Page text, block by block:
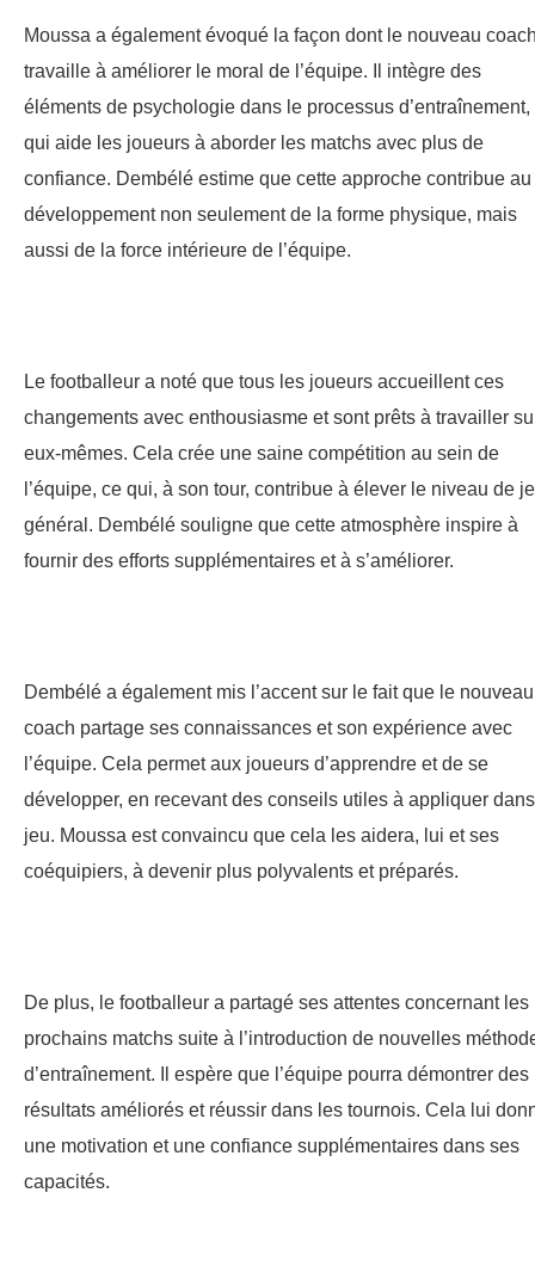
Moussa a également évoqué la façon dont le nouveau
travaille à améliorer le moral de l’équipe. Il intègre des
éléments de psychologie dans le processus d’entraînement,
qui aide les joueurs à aborder les matchs avec plus de
confiance. Dembélé estime que cette approche contribue au
développement non seulement de la forme physique, mais
aussi de la force intérieure de l’équipe.
Le footballeur a noté que tous les joueurs accueillent ces
changements avec enthousiasme et sont prêts à travailler
eux-mêmes. Cela crée une saine compétition au sein de
l’équipe, ce qui, à son tour, contribue à élever le niveau de
général. Dembélé souligne que cette atmosphère inspire à
fournir des efforts supplémentaires et à s’améliorer.
Dembélé a également mis l’accent sur le fait que le nouveau
coach partage ses connaissances et son expérience avec
l’équipe. Cela permet aux joueurs d’apprendre et de se
développer, en recevant des conseils utiles à appliquer
jeu. Moussa est convaincu que cela les aidera, lui et ses
coéquipiers, à devenir plus polyvalents et préparés.
De plus, le footballeur a partagé ses attentes concernant les
prochains matchs suite à l’introduction de nouvelles
d’entraînement. Il espère que l’équipe pourra démontrer des
résultats améliorés et réussir dans les tournois. Cela lui
une motivation et une confiance supplémentaires dans ses
capacités.